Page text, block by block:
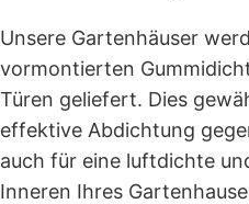
Unsere Gartenhäuser
vormontierten
Türen geliefert. Dies
effektive Abdichtung
auch für eine luftdichte
Inneren Ihres